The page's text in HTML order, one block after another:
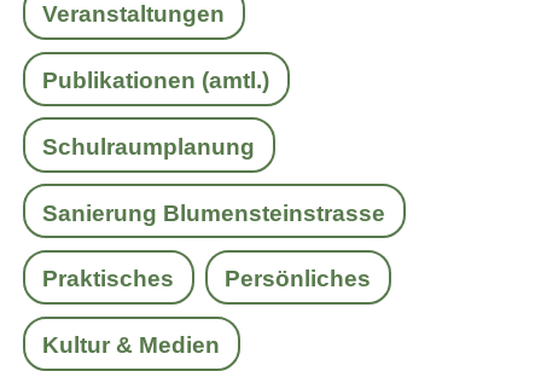
Veranstaltungen
Publikationen (amtl.)
Schulraumplanung
Sanierung Blumensteinstrasse
Praktisches Persönliches
Kultur & Medien